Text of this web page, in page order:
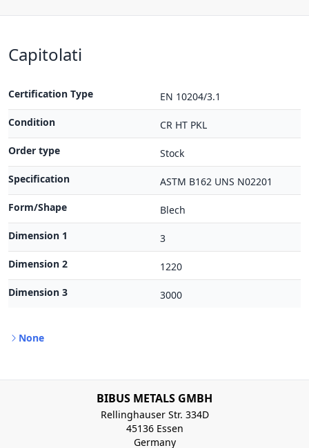
Capitolati
Certification Type
EN 10204/3.1
Condition
CR HT PKL
Order type
Stock
Specification
ASTM B162 UNS N02201
Form/Shape
Blech
Dimension 1
3
Dimension 2
1220
Dimension 3
3000
None
BIBUS METALS GMBH
Rellinghauser Str. 334D
45136 Essen
Germany